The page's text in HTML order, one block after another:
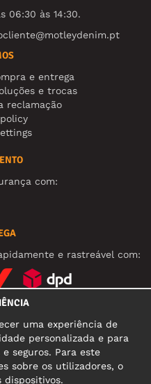
06:30 às 14:30.
e entrega
e trocas
reclamação
com:
e rastreável com:
uma experiência de
personalizada e para
seguros. Para este
sobre os utilizadores, o
dispositivos.